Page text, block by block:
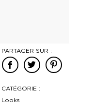
PARTAGER SUR :
CATÉGORIE :
Looks